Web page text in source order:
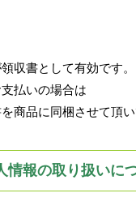
収書として有効です。
払いの場合は
商品に同梱させて頂い
情報の取り扱いに